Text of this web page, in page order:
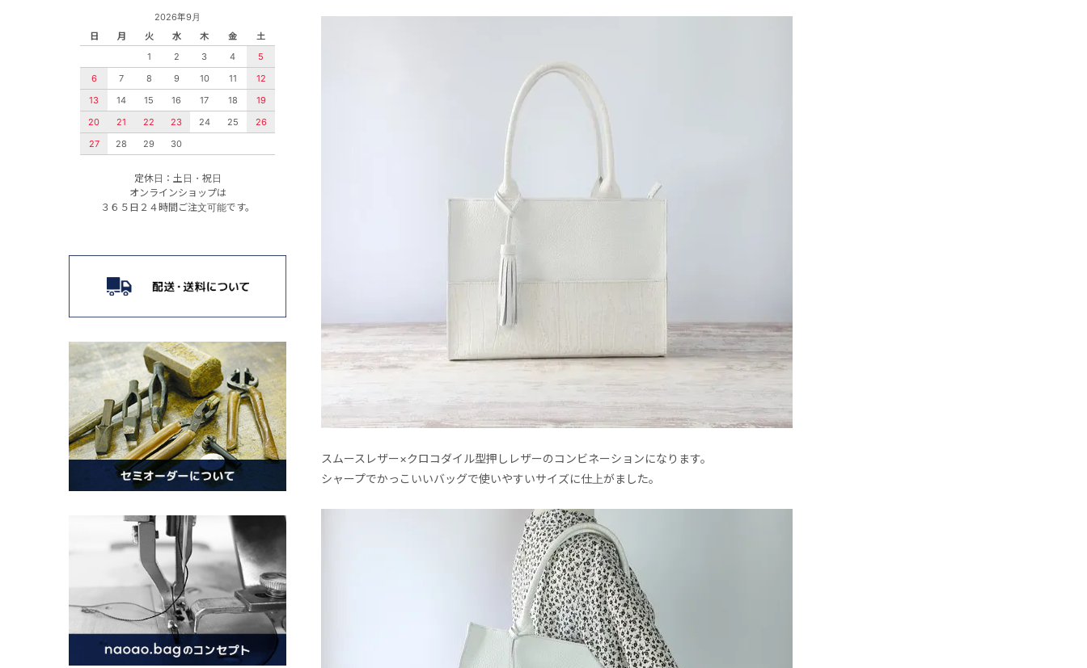
スムースレザー×クロコダイル型押しレザーのコンビネーションになります。
シャープでかっこいいバッグで使いやすいサイズに仕上がました。
2026年9月
日
月 火 水 木 金
土
1
2 3 4
5
6
7 8 9 10 11
12
13
14 15 16 17 18
19
20
21 22 23 24 25
26
27
28 29 30
定休日：土日・祝日
オンラインショップは
３６５日２４時間ご注文可能です。